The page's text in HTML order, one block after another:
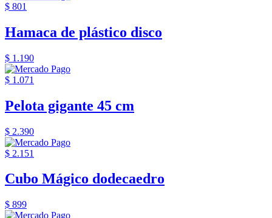
$ 801
Hamaca de plástico disco
$ 1.190
$ 1.071
Pelota gigante 45 cm
$ 2.390
$ 2.151
Cubo Mágico dodecaedro
$ 899